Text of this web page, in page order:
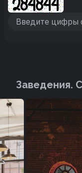
Заведения.